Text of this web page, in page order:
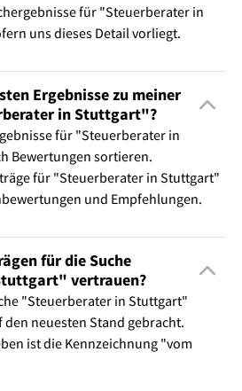
für "Steuerberater in
uns dieses Detail vorliegt.
Ergebnisse zu meiner
in Stuttgart"?
für "Steuerberater in
Bewertungen sortieren.
für "Steuerberater in Stuttgart"
und Empfehlungen.
für die Suche
vertrauen?
"Steuerberater in Stuttgart"
neuesten Stand gebracht.
ist die Kennzeichnung "vom